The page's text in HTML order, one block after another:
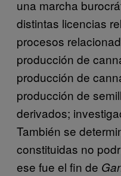
una marcha
distintas licencias
procesos
producción de
producción de
producción de
derivados;
También se
constituidas no
ese fue el fin de